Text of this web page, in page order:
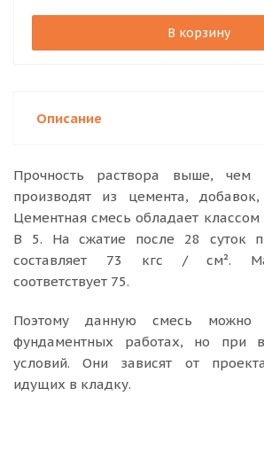
В корзину
Описание
Прочность раствора выше,
производят из цемента,
Цементная смесь обладает классом
В 5. На сжатие после 28 суток
составляет 73 кгс / см².
соответствует 75.
Поэтому данную смесь можно
фундаментных работах, но при
условий. Они зависят от
идущих в кладку.